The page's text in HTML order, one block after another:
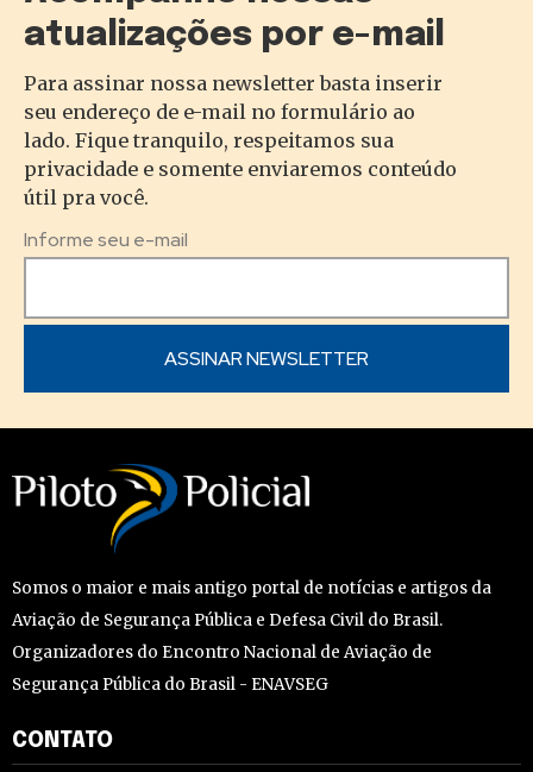
atualizações por e-mail
Para assinar nossa newsletter basta inserir
seu endereço de e-mail no formulário ao
lado. Fique tranquilo, respeitamos sua
privacidade e somente enviaremos conteúdo
útil pra você.
Informe seu e-mail
Somos o maior e mais antigo portal de notícias e artigos da
Aviação de Segurança Pública e Defesa Civil do Brasil.
Organizadores do Encontro Nacional de Aviação de
Segurança Pública do Brasil - ENAVSEG
CONTATO